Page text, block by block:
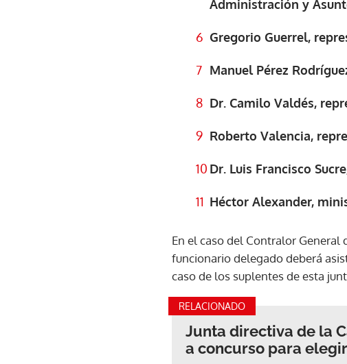
Administración y
Gregorio Guerrel,
Manuel Pérez
Dr. Camilo Valdés,
Roberto Valencia,
Dr. Luis Francisco
Héctor Alexander,
En el caso del Contralor General
funcionario delegado deberá
caso de los suplentes de esta
RELACIONADO
Junta directiva de la
a concurso para